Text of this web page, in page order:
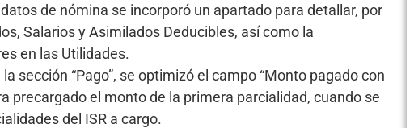
de nómina se incorporó un apartado para detallar, por
Salarios y Asimilados Deducibles, así como la
en las Utilidades.
sección “Pago”, se optimizó el campo “Monto pagado con
precargado el monto de la primera parcialidad, cuando se
del ISR a cargo.